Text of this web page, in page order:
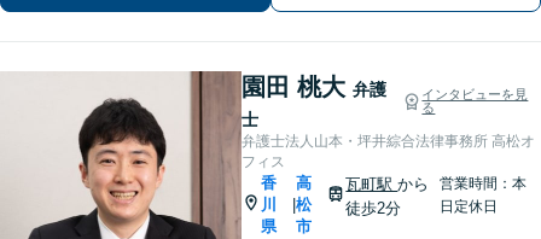
年以上】
園田 桃大 弁護
士
インタビューを見
る
弁護士法人山本・坪井綜合法律事務所 高松オ
フィス
香
川
県
高
松
市
瓦町駅から
徒歩2分
営業時間：本
日定休日